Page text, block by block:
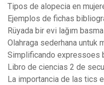
Tipos de alopecia en
Ejemplos de fichas
Rüyada bir evi lağım
Olahraga sederhana untuk
Simplificando expressoes
Libro de ciencias 2 de
La importancia de las tics